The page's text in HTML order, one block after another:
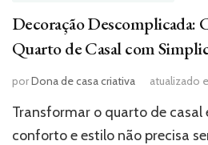
Decoração Descomplicada:
Quarto de Casal com
porDona de casa criativa atualizado
Transformar o quarto de casal
conforto e estilo não precisa